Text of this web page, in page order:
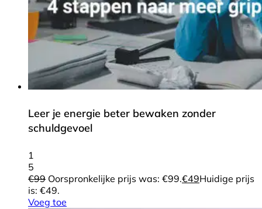
Leer je energie beter bewaken zonder
schuldgevoel
1
5
€99 Oorspronkelijke prijs was: €99.€49Huidige prijs
is: €49.
Voeg toe